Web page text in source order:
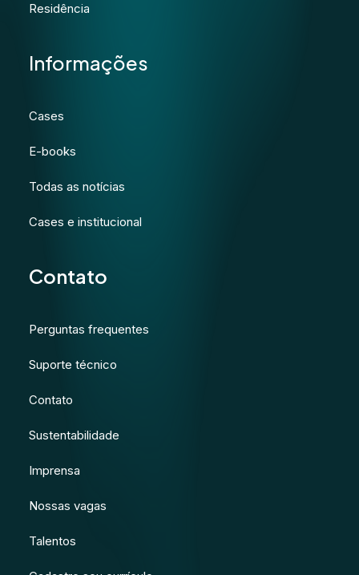
Residência
Informações
Cases
E-books
Todas as notícias
Cases e institucional
Contato
Perguntas frequentes
Suporte técnico
Contato
Sustentabilidade
Imprensa
Nossas vagas
Talentos